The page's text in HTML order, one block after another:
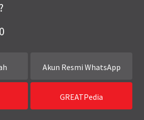
Akun Resmi WhatsApp
GREATPedia